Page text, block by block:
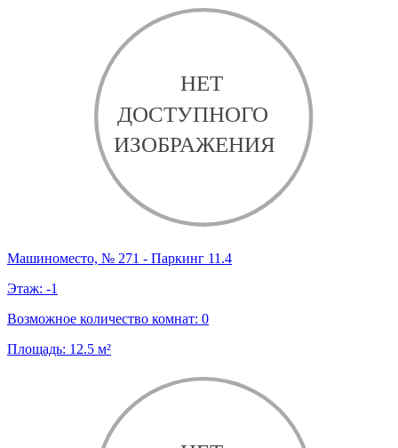
Машиноместо, № 271 - Паркинг 11.4
Этаж: -1
Возможное количество комнат: 0
Площадь: 12.5 м²